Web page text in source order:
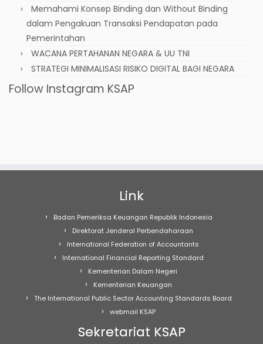
Memahami Konsep Binding dan Without Binding
dalam Pengakuan Transaksi Pendapatan pada
Pemerintahan
WACANA PERTAHANAN NEGARA & UU TNI
STRATEGI MINIMALISASI RISIKO DIGITAL BAGI NEGARA
Follow Instagram KSAP
Link
Badan Pemeriksa Keuangan Republik Indonesia
Direktorat Jenderal Perbendaharaan
International Federation of Accountants
International Financial Reporting Standard
Kementerian Dalam Negeri
Kementerian Keuangan
The International Public Sector Accounting Standards Board
webmail KSAP
Sekretariat KSAP